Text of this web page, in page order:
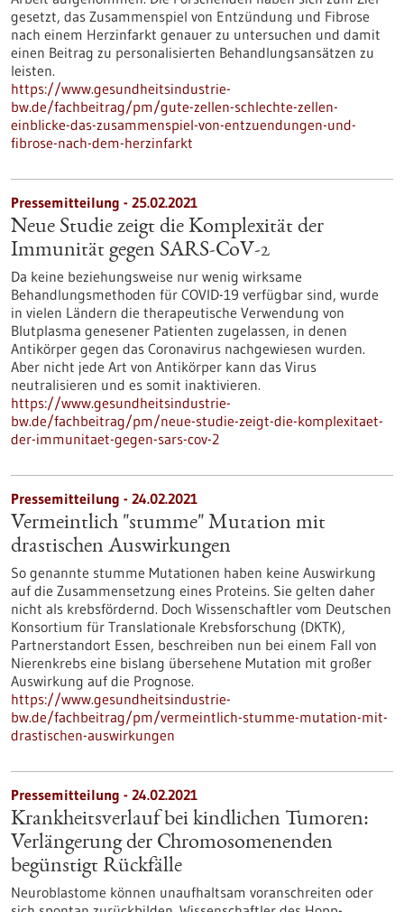
gesetzt, das Zusammenspiel von Entzündung und Fibrose
nach einem Herzinfarkt genauer zu untersuchen und damit
einen Beitrag zu personalisierten Behandlungsansätzen zu
leisten.
https://www.gesundheitsindustrie-
bw.de/fachbeitrag/pm/gute-zellen-schlechte-zellen-
einblicke-das-zusammenspiel-von-entzuendungen-und-
fibrose-nach-dem-herzinfarkt
Pressemitteilung - 25.02.2021
Neue Studie zeigt die Komplexität der
Immunität gegen SARS-CoV-2
Da keine beziehungsweise nur wenig wirksame
Behandlungsmethoden für COVID-19 verfügbar sind, wurde
in vielen Ländern die therapeutische Verwendung von
Blutplasma genesener Patienten zugelassen, in denen
Antikörper gegen das Coronavirus nachgewiesen wurden.
Aber nicht jede Art von Antikörper kann das Virus
neutralisieren und es somit inaktivieren.
https://www.gesundheitsindustrie-
bw.de/fachbeitrag/pm/neue-studie-zeigt-die-komplexitaet-
der-immunitaet-gegen-sars-cov-2
Pressemitteilung - 24.02.2021
Vermeintlich "stumme" Mutation mit
drastischen Auswirkungen
So genannte stumme Mutationen haben keine Auswirkung
auf die Zusammensetzung eines Proteins. Sie gelten daher
nicht als krebsfördernd. Doch Wissenschaftler vom Deutschen
Konsortium für Translationale Krebsforschung (DKTK),
Partnerstandort Essen, beschreiben nun bei einem Fall von
Nierenkrebs eine bislang übersehene Mutation mit großer
Auswirkung auf die Prognose.
https://www.gesundheitsindustrie-
bw.de/fachbeitrag/pm/vermeintlich-stumme-mutation-mit-
drastischen-auswirkungen
Pressemitteilung - 24.02.2021
Krankheitsverlauf bei kindlichen Tumoren:
Verlängerung der Chromosomenenden
begünstigt Rückfälle
Neuroblastome können unaufhaltsam voranschreiten oder